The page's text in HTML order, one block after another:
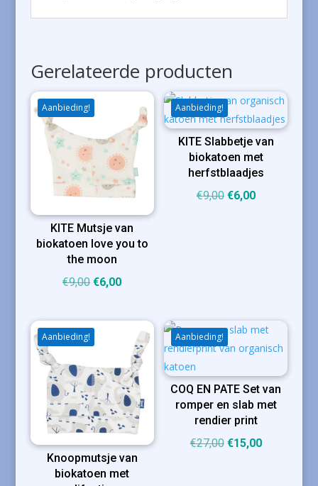
Gerelateerde producten
Aanbieding!
KITE Mutsje van
biokatoen love you to
the moon
€9,00 Oorspronkelijke
was:
€6,00Huidige
is:
€6,00.
Aanbieding!
KITE Slabbetje van
biokatoen met
herfstblaadjes
€9,00 Oorspronkelijke
€6,00Huidige
Aanbieding!
Knoopmutsje van
biokatoen met
Aanbieding!
COQ EN PATE Set van
romper en slab met
rendier print
€27,00 Oorspronkelijke
€15,00Huidige